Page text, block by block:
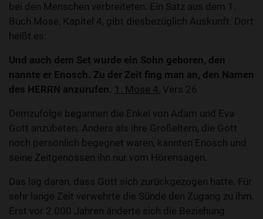
bei den Menschen verbreiteten. Ein Satz aus dem 1.
Buch Mose, Kapitel 4, gibt diesbezüglich Auskunft. Dort
heißt es:
Und auch dem Set wurde ein Sohn geboren, den
nannte er Enosch. Zu der Zeit fing man an, den Namen
des HERRN anzurufen. 1. Mose 4, Vers 26
Demzufolge begannen die Enkel von Adam und Eva
Gott anzubeten. Anders als ihre Großeltern, die Gott
noch persönlich begegnet waren, kannten Enosch und
seine Zeitgenossen ihn nur vom Hörensagen.
Das lag daran, dass Gott sich zurückgezogen hatte. Für
sehr lange Zeit verwehrte die Sünde den Zugang zu ihm.
Erst vor 2.000 Jahren änderte sich die Beziehung